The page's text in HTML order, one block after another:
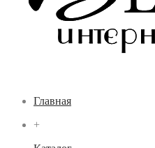
Главная
+